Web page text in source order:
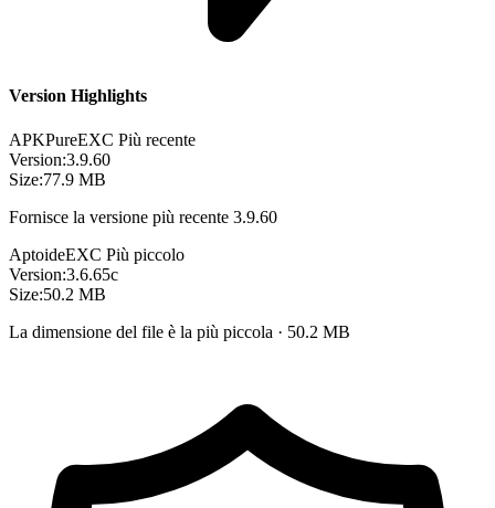
Version Highlights
APKPureEXC Più recente
Version:3.9.60
Size:77.9 MB
Fornisce la versione più recente 3.9.60
AptoideEXC Più piccolo
Version:3.6.65c
Size:50.2 MB
La dimensione del file è la più piccola · 50.2 MB